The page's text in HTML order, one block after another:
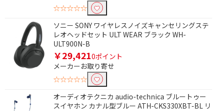
☆☆☆☆☆
ソニー SONY ワイヤレスノイズキャンセリングステ
レオヘッドセット ULT WEAR ブラック WH-
ULT900N-B
￥29,4210ポイント
メーカーお取り寄せ
☆☆☆☆☆
オーディオテクニカ audio-technica ブルートゥー
スイヤホン カナル型ブルー ATH-CKS330XBT-BL リ